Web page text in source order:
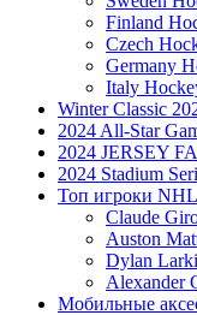
Finland
Czech
Germany
Italy
Winter Classic
2024 All-Star
2024 JERSEY
2024 Stadium
Топ игроки NHL
Claude
Auston
Dylan
Alexander
Мобильные